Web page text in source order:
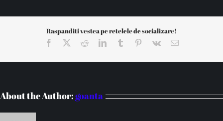
Raspanditi vestea pe retelele de socializare!
Facebook RedditLinkedInTumblr Pinterest
Vk Email
About the Author:goanta